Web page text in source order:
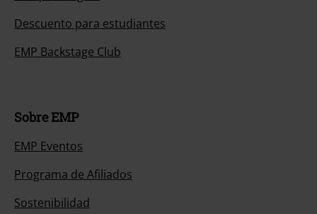
Descuento para estudiantes
EMP Backstage Club
Sobre EMP
EMP Eventos
Programa de Afiliados
Sostenibilidad